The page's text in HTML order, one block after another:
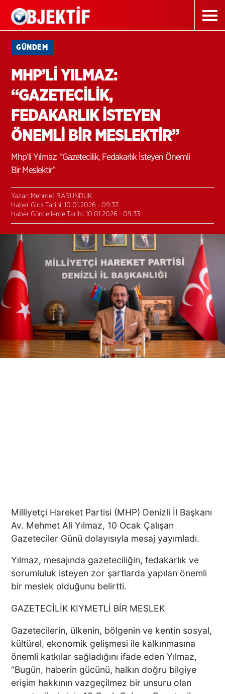
GÜNDEM
MHP’Lİ YILMAZ:
“GAZETECİLİK,
FEDAKARLIK İSTEYEN
ÖNEMLİ BİR MESLEKTİR”
Mhp’li Yılmaz: “Gazetecilik, Fedakarlık İsteyen Önemli
Bir Meslektir”
Yazar: Mehmet BARUNDUK
Haber Giriş Tarihi: 10.01.2026 - 09:33
Haber Güncelleme Tarihi: 10.01.2026 - 09:33
Milliyetçi Hareket Partisi (MHP) Denizli İl Başkanı
Av. Mehmet Ali Yılmaz, 10 Ocak Çalışan
Gazeteciler Günü dolayısıyla mesaj yayımladı.
Yılmaz, mesajında gazeteciliğin, fedakarlık ve
sorumluluk isteyen zor şartlarda yapılan önemli
bir meslek olduğunu belirtti.
GAZETECİLİK KIYMETLİ BİR MESLEK
Gazetecilerin, ülkenin, bölgenin ve kentin sosyal,
kültürel, ekonomik gelişmesi ile kalkınmasına
önemli katkılar sağladığını ifade eden Yılmaz,
“Bugün, haberin gücünü, halkın doğru bilgiye
erişim hakkının vazgeçilmez bir unsuru olan